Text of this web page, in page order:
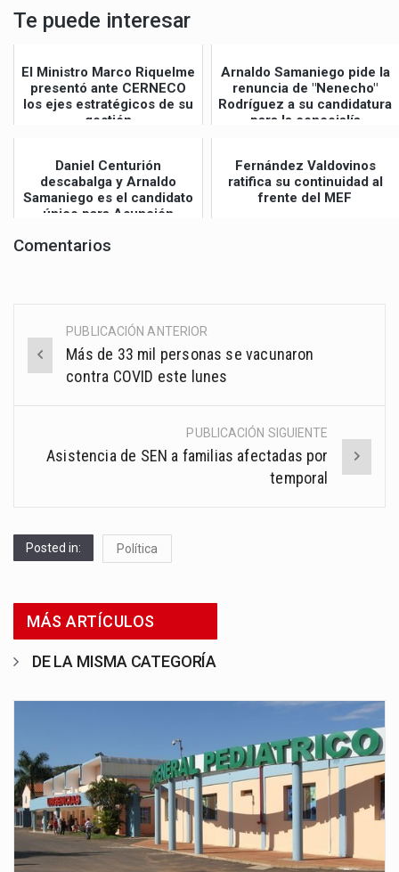
Te puede interesar
El Ministro Marco Riquelme
presentó ante CERNECO
los ejes estratégicos de su
gestión
Arnaldo Samaniego pide la
renuncia de "Nenecho"
Rodríguez a su candidatura
para la concejalía
Daniel Centurión
descabalga y Arnaldo
Samaniego es el candidato
único para Asunción
Fernández Valdovinos
ratifica su continuidad al
frente del MEF
Comentarios
Post
navigation
PUBLICACIÓN ANTERIOR
Más de 33 mil personas se vacunaron
contra COVID este lunes
PUBLICACIÓN SIGUIENTE
Asistencia de SEN a familias afectadas por
temporal
Posted in: Política
MÁS ARTÍCULOS
DE LA MISMA CATEGORÍA